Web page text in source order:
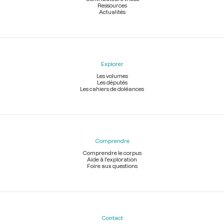
Ressources
Actualités
Explorer
Les volumes
Les députés
Les cahiers de doléances
Comprendre
Comprendre le corpus
Aide à l'exploration
Foire aux questions
Contact